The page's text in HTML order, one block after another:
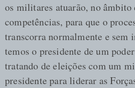
os militares atuarão, no âmbito
competências, para que o
transcorra normalmente e sem
temos o presidente de um
tratando de eleições com um
presidente para liderar as